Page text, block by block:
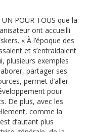
POUR TOUS que la
ont accueilli
« À l’époque des
et s’entraidaient
plusieurs exemples
partager ses
permet d’aller
pour
De plus, avec les
comme la
d’autant plus